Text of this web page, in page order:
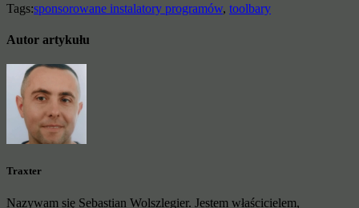
Tags:sponsorowane instalatory programów, toolbary
Autor artykułu
Traxter
Nazywam się Sebastian Wolszlegier. Jestem właścicielem,